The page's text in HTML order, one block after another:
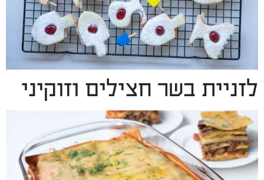
לזניית בשר חצילים וזוקיני